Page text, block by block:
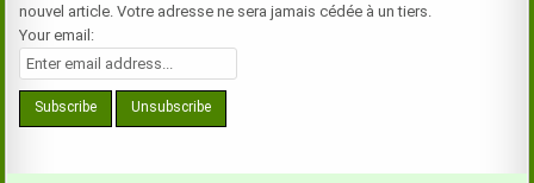
nouvel article. Votre adresse ne sera jamais cédée à un tiers.
Your email: